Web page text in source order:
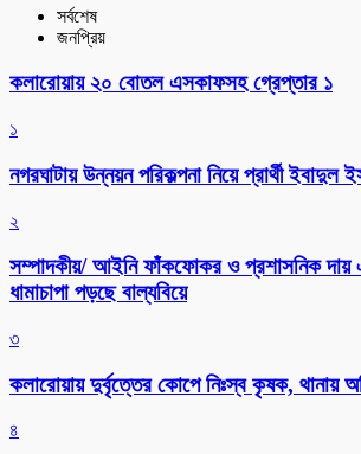
সর্বশেষ
জনপ্রিয়
কলারোয়ায় ২০ বোতল এসকাফসহ গ্রেপ্তার ১
১
নগরঘাটায় উন্নয়ন পরিকল্পনা নিয়ে প্রার্থী ইবাদুল
২
সম্পাদকীয়/ আইনি ফাঁকফোকর ও প্রশাসনিক দায়
ধামাচাপা পড়ছে বাল্যবিয়ে
৩
কলারোয়ায় দুর্বৃত্তের কোপে নিঃস্ব কৃষক, থানায়
৪